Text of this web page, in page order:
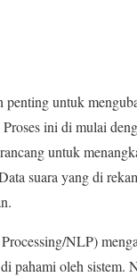
untuk
ini di mulai
untuk
suara yang di
NLP)
pahami oleh sistem.